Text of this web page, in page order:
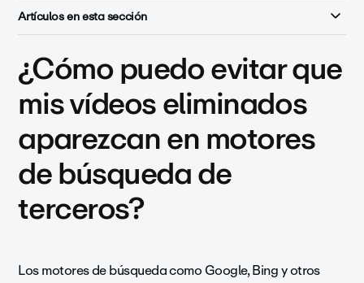
Artículos en esta sección
¿Cómo puedo evitar que
mis vídeos eliminados
aparezcan en motores
de búsqueda de
terceros?
Los motores de búsqueda como Google, Bing y otros